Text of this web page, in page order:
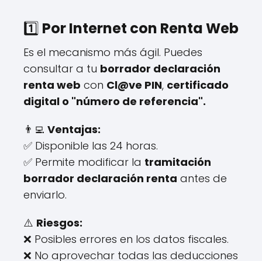
1️⃣ Por Internet con Renta Web
Es el mecanismo más ágil. Puedes
consultar a tu borrador declaración
renta web con Cl@ve PIN, certificado
digital o "número de referencia".
👨‍💻 Ventajas:
✅ Disponible las 24 horas.
✅ Permite modificar la tramitación
borrador declaración renta antes de
enviarlo.
⚠️ Riesgos:
❌ Posibles errores en los datos fiscales.
❌ No aprovechar todas las deducciones